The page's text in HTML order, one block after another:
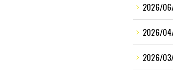
2026/
2026/
2026/